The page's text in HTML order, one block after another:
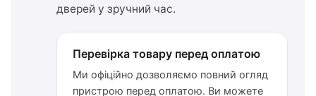
дверей у зручний час.
Перевірка товару перед оплатою
Ми офіційно дозволяємо повний огляд
пристрою перед оплатою. Ви можете